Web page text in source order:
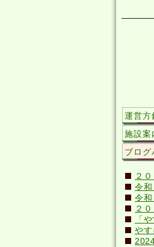
運営方
施設案
ブログ
２
令
令
２
「
やす